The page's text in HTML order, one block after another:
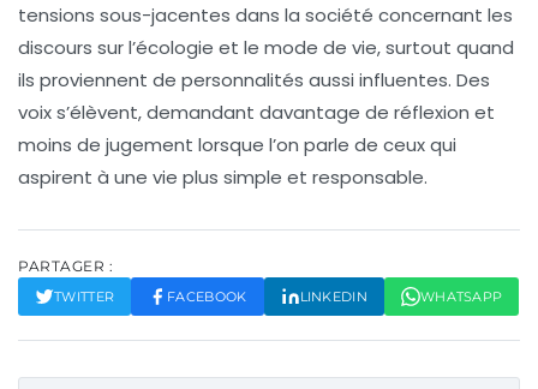
tensions sous-jacentes dans la société concernant les
discours sur l’écologie et le mode de vie, surtout quand
ils proviennent de personnalités aussi influentes. Des
voix s’élèvent, demandant davantage de réflexion et
moins de jugement lorsque l’on parle de ceux qui
aspirent à une vie plus simple et responsable.
PARTAGER :
TWITTER FACEBOOK LINKEDIN WHATSAPP